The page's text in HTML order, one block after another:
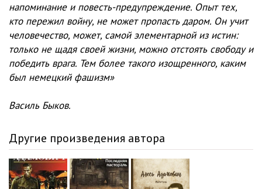
0016 29:12
0017 30:30
0018 18:01
0019
0020
0022 19:05
напоминание и повесть-предупреждение. Опыт тех,
кто пережил войну, не может пропасть даром. Он учит
человечество, может, самой элементарной из истин:
только не щадя своей жизни, можно отстоять свободу и
победить врага. Тем более такого изощренного, каким
был немецкий фашизм»
Василь Быков.
Другие произведения автора